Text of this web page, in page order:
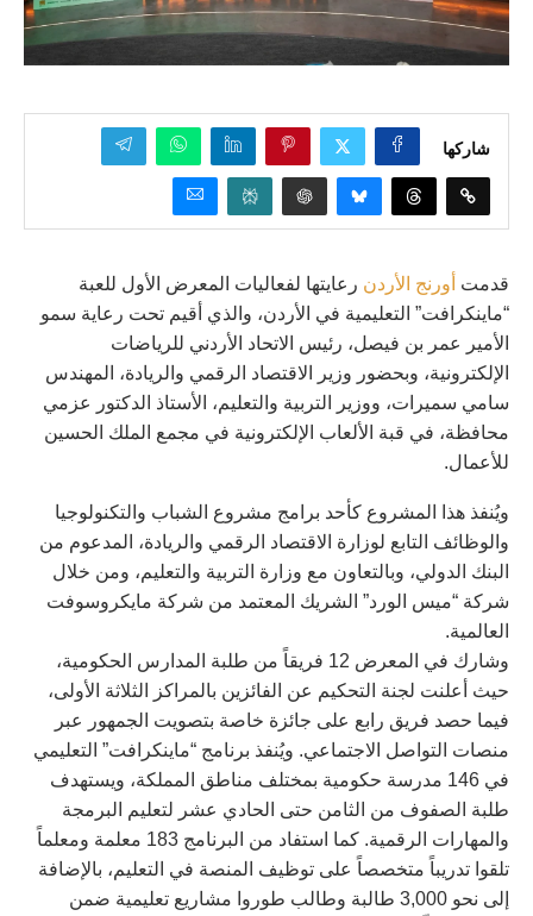
شاركها
قدمت أورنج الأردن رعايتها لفعاليات المعرض الأول للعبة
“ماينكرافت” التعليمية في الأردن، والذي أقيم تحت رعاية سمو
الأمير عمر بن فيصل، رئيس الاتحاد الأردني للرياضات
الإلكترونية، وبحضور وزير الاقتصاد الرقمي والريادة، المهندس
سامي سميرات، ووزير التربية والتعليم، الأستاذ الدكتور عزمي
محافظة، في قبة الألعاب الإلكترونية في مجمع الملك الحسين
للأعمال.
ويُنفذ هذا المشروع كأحد برامج مشروع الشباب والتكنولوجيا
والوظائف التابع لوزارة الاقتصاد الرقمي والريادة، المدعوم من
البنك الدولي، وبالتعاون مع وزارة التربية والتعليم، ومن خلال
شركة “ميس الورد” الشريك المعتمد من شركة مايكروسوفت
العالمية.
وشارك في المعرض 12 فريقاً من طلبة المدارس الحكومية،
حيث أعلنت لجنة التحكيم عن الفائزين بالمراكز الثلاثة الأولى،
فيما حصد فريق رابع على جائزة خاصة بتصويت الجمهور عبر
منصات التواصل الاجتماعي. ويُنفذ برنامج “ماينكرافت” التعليمي
في 146 مدرسة حكومية بمختلف مناطق المملكة، ويستهدف
طلبة الصفوف من الثامن حتى الحادي عشر لتعليم البرمجة
والمهارات الرقمية. كما استفاد من البرنامج 183 معلمة ومعلماً
تلقوا تدريباً متخصصاً على توظيف المنصة في التعليم، بالإضافة
إلى نحو 3,000 طالبة وطالب طوروا مشاريع تعليمية ضمن